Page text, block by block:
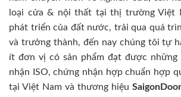
loại cửa & nội thất tại thị trường Việt
phát triển của đất nước, trải qua quá
và trưởng thành, đến nay chúng tôi tự
ít đơn vị có sản phẩm đạt được những
nhận ISO, chứng nhận hợp chuẩn hợp
tại Việt Nam và thương hiệu SaigonDoor